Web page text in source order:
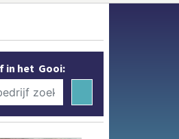
in het Gooi: